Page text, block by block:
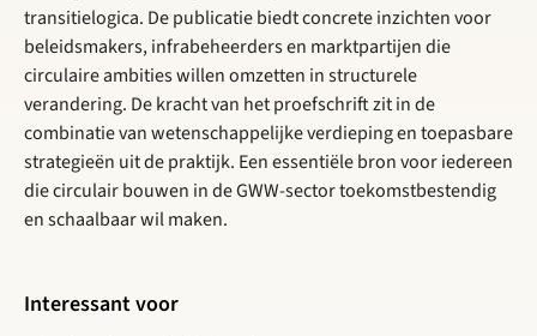
transitielogica. De publicatie biedt concrete inzichten voor
beleidsmakers, infrabeheerders en marktpartijen die
circulaire ambities willen omzetten in structurele
verandering. De kracht van het proefschrift zit in de
combinatie van wetenschappelijke verdieping en toepasbare
strategieën uit de praktijk. Een essentiële bron voor iedereen
die circulair bouwen in de GWW-sector toekomstbestendig
en schaalbaar wil maken.
Interessant voor